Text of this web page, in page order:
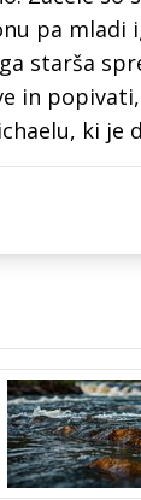
pa
starša
in
ki je